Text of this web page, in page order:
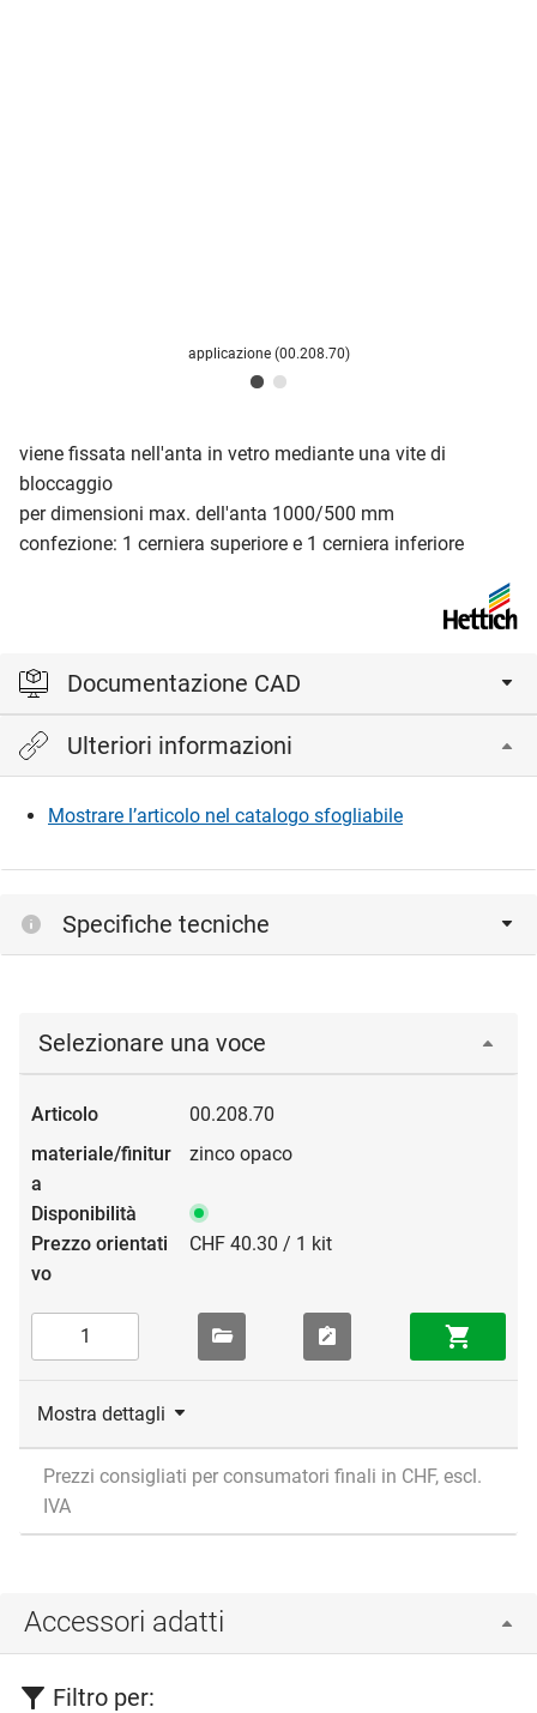
applicazione (00.208.70)
viene fissata nell'anta in vetro mediante una vite di
bloccaggio
per dimensioni max. dell'anta 1000/500 mm
confezione: 1 cerniera superiore e 1 cerniera inferiore
Documentazione CAD
Accedi per visualizzare e scaricare i file CAD.
Ulteriori informazioni
Mostrare l’articolo nel catalogo sfogliabile
Specifiche tecniche
Selezionare una voce
00.208.70
zinco opaco
CHF 40.30 / 1 kit
Mostra dettagli
Prezzi consigliati per consumatori finali in CHF, escl.
IVA
Accessori adatti
Filtro per: